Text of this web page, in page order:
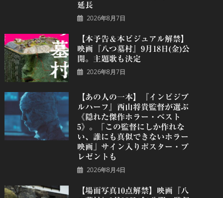
延長
2026年8月7日
【本予告＆本ビジュアル解禁】
映画『八つ墓村』9月18日(金)公
開。主題歌も決定
2026年8月7日
【あの人の一本】『インビジブ
ルハーフ』⻄⼭将貴監督が選ぶ
《隠れた傑作ホラー・ベスト
5》。「この監督にしか作れな
い、誰にも真似できないホラー
映画」サイン入りポスター・プ
レゼントも
2026年8月4日
【場面写真10点解禁】映画『八